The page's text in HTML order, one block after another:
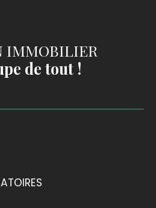
IMMOBILIER
de tout !